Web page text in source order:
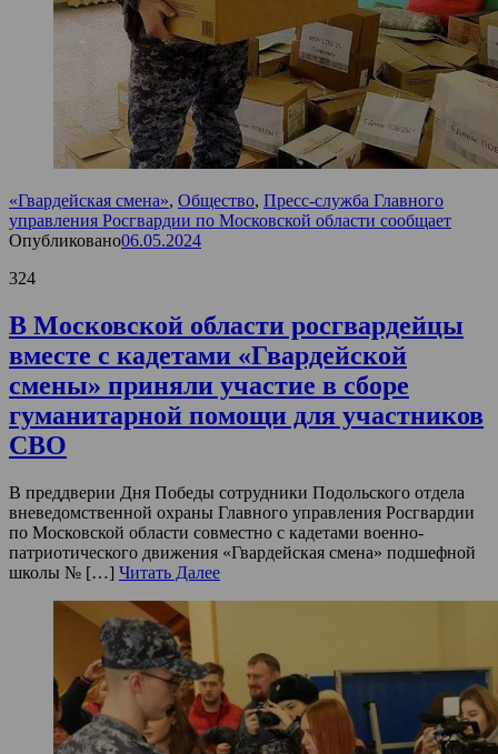
«Гвардейская смена», Общество, Пресс-служба Главного
управления Росгвардии по Московской области сообщает
Опубликовано06.05.2024
324
В Московской области росгвардейцы
вместе с кадетами «Гвардейской
смены» приняли участие в сборе
гуманитарной помощи для участников
СВО
В преддверии Дня Победы сотрудники Подольского отдела
вневедомственной охраны Главного управления Росгвардии
по Московской области совместно с кадетами военно-
патриотического движения «Гвардейская смена» подшефной
школы № […] Читать Далее